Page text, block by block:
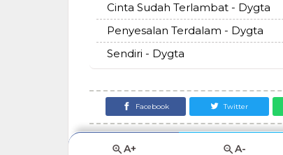
Cinta Sudah Terlambat - Dygta
Penyesalan Terdalam - Dygta
Sendiri - Dygta
Facebook Twitter
A+ A-